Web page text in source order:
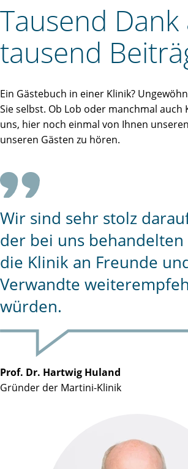
Tausend Dank
tausend
Ein Gästebuch in einer Klinik?
Sie selbst. Ob Lob oder manchmal auch
uns, hier noch einmal von Ihnen
unseren Gästen zu hören.
Wir sind sehr stolz
der bei uns behandelten
die Klinik an Freunde
Verwandte
würden.
Prof. Dr. Hartwig Huland
Gründer der Martini-Klinik